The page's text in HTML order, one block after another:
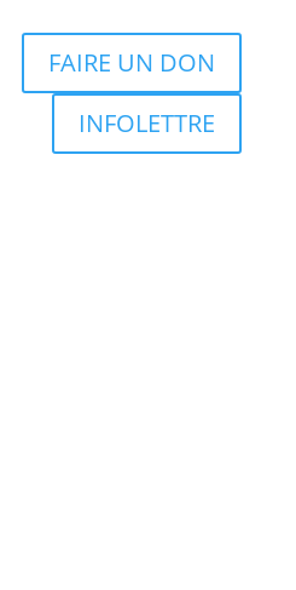
FAIRE UN DON
INFOLETTRE